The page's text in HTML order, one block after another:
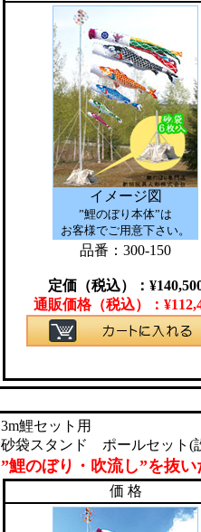
イメージ図
”鯉のぼり本体”は
お客様でご用意下さい。
品番：300-150
定価（税込）： ¥
通販価格（税込）： ¥
3m鯉セット用
砂袋スタンド ポールセット(
”鯉のぼり・吹流し”を抜い
価 格